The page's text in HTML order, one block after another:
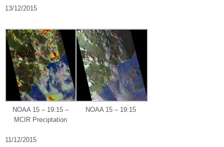
13/12/2015
NOAA 15 – 19:15 –
MCIR Preciptation
NOAA 15 – 19:15
11/12/2015